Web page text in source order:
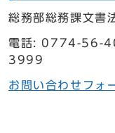
総務部総務課文書
電話: 0774-56-
3999
お問い合わせフォ